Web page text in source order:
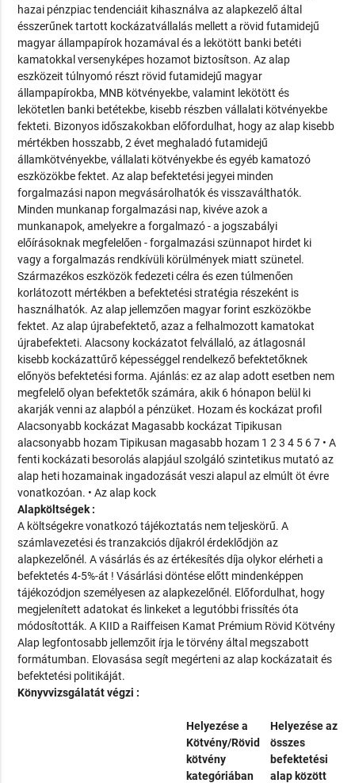
hazai pénzpiac tendenciáit kihasználva az alapkezelő által
ésszerűnek tartott kockázatvállalás mellett a rövid futamidejű
magyar állampapírok hozamával és a lekötött banki betéti
kamatokkal versenyképes hozamot biztosítson. Az alap
eszközeit túlnyomó részt rövid futamidejű magyar
állampapírokba, MNB kötvényekbe, valamint lekötött és
lekötetlen banki betétekbe, kisebb részben vállalati kötvényekbe
fekteti. Bizonyos időszakokban előfordulhat, hogy az alap kisebb
mértékben hosszabb, 2 évet meghaladó futamidejű
államkötvényekbe, vállalati kötvényekbe és egyéb kamatozó
eszközökbe fektet. Az alap befektetési jegyei minden
forgalmazási napon megvásárolhatók és visszaválthatók.
Minden munkanap forgalmazási nap, kivéve azok a
munkanapok, amelyekre a forgalmazó - a jogszabályi
előírásoknak megfelelően - forgalmazási szünnapot hirdet ki
vagy a forgalmazás rendkívüli körülmények miatt szünetel.
Származékos eszközök fedezeti célra és ezen túlmenően
korlátozott mértékben a befektetési stratégia részeként is
használhatók. Az alap jellemzően magyar forint eszközökbe
fektet. Az alap újrabefektető, azaz a felhalmozott kamatokat
újrabefekteti. Alacsony kockázatot felvállaló, az átlagosnál
kisebb kockázattűrő képességgel rendelkező befektetőknek
előnyös befektetési forma. Ajánlás: ez az alap adott esetben nem
megfelelő olyan befektetők számára, akik 6 hónapon belül ki
akarják venni az alapból a pénzüket. Hozam és kockázat profil
Alacsonyabb kockázat Magasabb kockázat Tipikusan
alacsonyabb hozam Tipikusan magasabb hozam 1 2 3 4 5 6 7 • A
fenti kockázati besorolás alapjául szolgáló szintetikus mutató az
alap heti hozamainak ingadozását veszi alapul az elmúlt öt évre
vonatkozóan. • Az alap kock
Alapköltségek :
A költségekre vonatkozó tájékoztatás nem teljeskörű. A
számlavezetési és tranzakciós díjakról érdeklődjön az
alapkezelőnél. A vásárlás és az értékesítés díja olykor elérheti a
befektetés 4-5%-át ! Vásárlási döntése előtt mindenképpen
tájékozódjon személyesen az alapkezelőnél. Előfordulhat, hogy
megjelenített adatokat és linkeket a legutóbbi frissítés óta
módosították. A KIID a Raiffeisen Kamat Prémium Rövid Kötvény
Alap legfontosabb jellemzőit írja le törvény által megszabott
formátumban. Elovasása segít megérteni az alap kockázatait és
befektetési politikáját.
Könyvvizsgálatát végzi :
Helyezése a
Kötvény/Rövid
kötvény
kategóriában
Helyezése az
összes
befektetési
alap között